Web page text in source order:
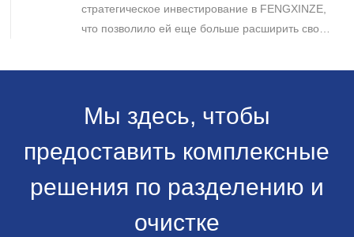
хроматографии.
стратегическое инвестирование в FENGXINZE,
что позволило ей еще больше расширить свое
хроматографии и укрепить свои позиции в
биологических науках.
Мы здесь, чтобы
предоставить комплексные
решения по разделению и
очистке